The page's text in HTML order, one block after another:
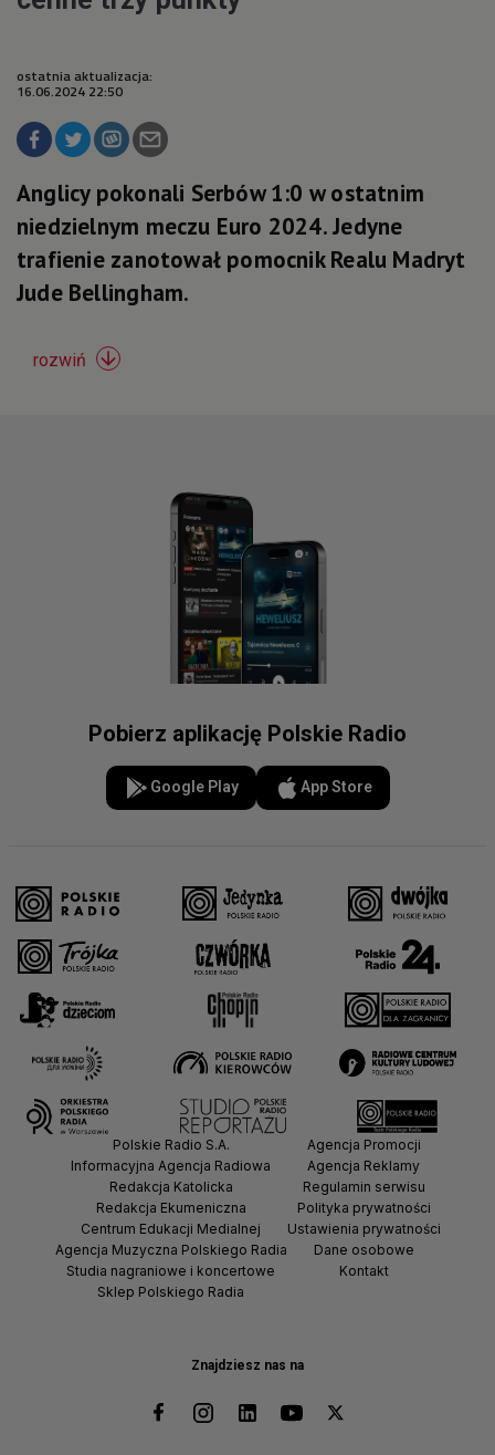
ostatnia aktualizacja:
16.06.2024 22:50
Anglicy pokonali Serbów 1:0 w ostatnim
niedzielnym meczu Euro 2024. Jedyne
trafienie zanotował pomocnik Realu Madryt
Jude Bellingham.
rozwiń 
Pobierz aplikację Polskie Radio
Google Play App Store
Znajdziesz nas na
Polskie Radio S.A.
Informacyjna Agencja Radiowa
Redakcja Katolicka
Redakcja Ekumeniczna
Centrum Edukacji Medialnej
Agencja Muzyczna Polskiego Radia
Studia nagraniowe i koncertowe
Sklep Polskiego Radia
Agencja Promocji
Agencja Reklamy
Regulamin serwisu
Polityka prywatności
Ustawienia prywatności
Dane osobowe
Kontakt